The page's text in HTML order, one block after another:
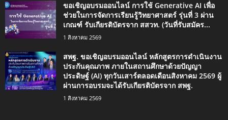
ขอเชิญอบรมออนไลน์ การใช้ Generative AI เพื่อ
ช่วยในการจัดการเรียนรู้วิทยาศาสตร์ รุ่นที่ 3 ผ่าน
เกณฑ์ รับเกียรติบัตรจาก สสวท. (วันที่รับสมัคร...
1 สิงหาคม 2569
สพฐ. ขอเชิญอบรมออนไลน์ หลักสูตรการดำเนินงาน
ประกันคุณภาพ ภายในสถานศึกษาด้วยปัญญา
ประดิษฐ์ (AI) ทุกวันเสาร์ตลอดเดือนสิงหาคม 2569 ผู้
ผ่านการอบรมจะได้รับเกียรติบัตรจาก สพฐ.
1 สิงหาคม 2569